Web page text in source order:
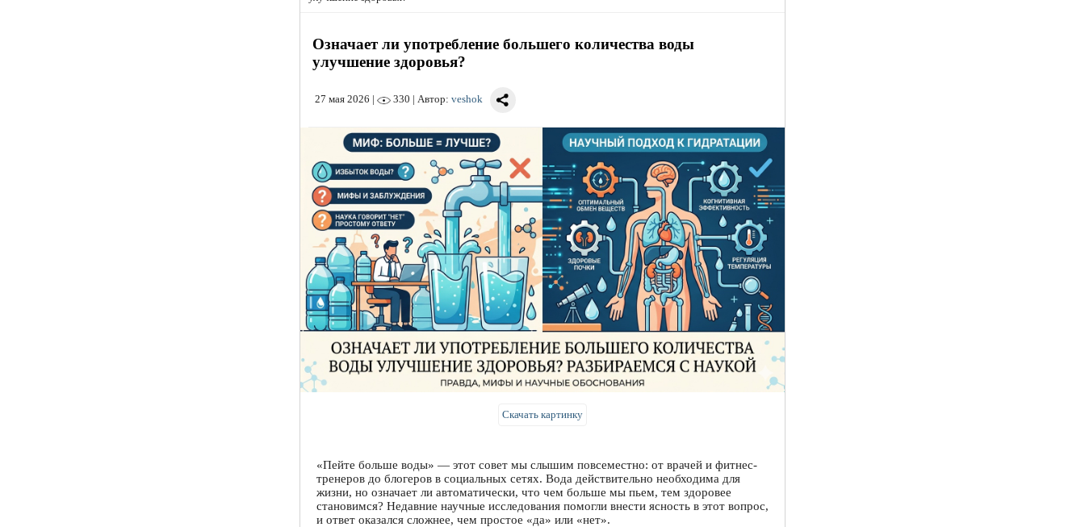
Означает ли употребление большего количества воды
улучшение здоровья?
27 мая 2026 | 330 | Автор: veshok
Скачать картинку
«Пейте больше воды» — этот совет мы слышим повсеместно: от врачей и фитнес-
тренеров до блогеров в социальных сетях. Вода действительно необходима для
жизни, но означает ли автоматически, что чем больше мы пьем, тем здоровее
становимся? Недавние научные исследования помогли внести ясность в этот вопрос,
и ответ оказался сложнее, чем простое «да» или «нет».